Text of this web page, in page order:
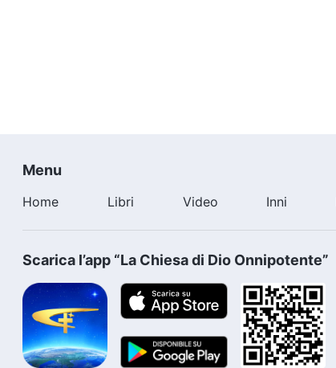
Menu
Home Libri Video Inni
Scarica l’app “La Chiesa di Dio Onnipotente”